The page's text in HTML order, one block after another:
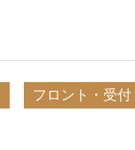
フロント・受付